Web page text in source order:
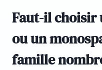
Faut-il choisir
ou un
famille